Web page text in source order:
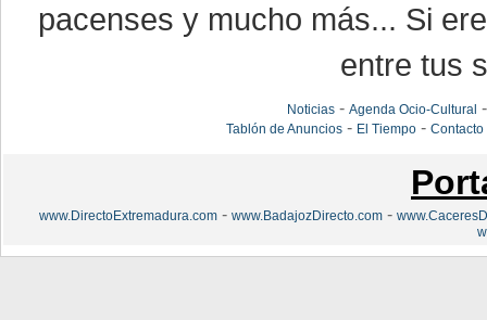
pacenses y mucho más... Si
entre tus
Noticias- Agenda Ocio-Cultural
Tablón de Anuncios- El Tiempo- Contacto
www.DirectoExtremadura.com - www.BadajozDirecto.com -